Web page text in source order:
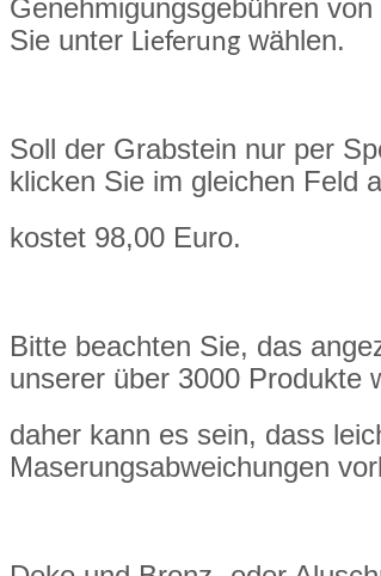
Genehmigungsgebühren
Sie unter Lieferung wählen.
Soll der Grabstein nur per
klicken Sie im gleichen Feld
kostet 98,00 Euro.
Bitte beachten Sie, das
unserer über 3000 Produkte
daher kann es sein, dass
Maserungsabweichungen